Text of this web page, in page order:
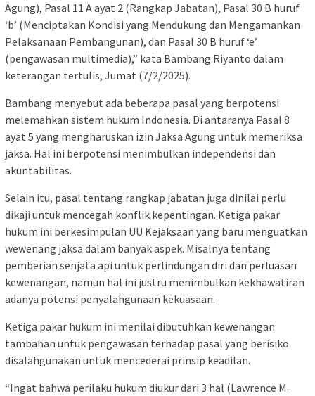
Agung), Pasal 11 A ayat 2 (Rangkap Jabatan), Pasal 30 B huruf
‘b’ (Menciptakan Kondisi yang Mendukung dan Mengamankan
Pelaksanaan Pembangunan), dan Pasal 30 B huruf ‘e’
(pengawasan multimedia),” kata Bambang Riyanto dalam
keterangan tertulis, Jumat (7/2/2025).
Bambang menyebut ada beberapa pasal yang berpotensi
melemahkan sistem hukum Indonesia. Di antaranya Pasal 8
ayat 5 yang mengharuskan izin Jaksa Agung untuk memeriksa
jaksa. Hal ini berpotensi menimbulkan independensi dan
akuntabilitas.
Selain itu, pasal tentang rangkap jabatan juga dinilai perlu
dikaji untuk mencegah konflik kepentingan. Ketiga pakar
hukum ini berkesimpulan UU Kejaksaan yang baru menguatkan
wewenang jaksa dalam banyak aspek. Misalnya tentang
pemberian senjata api untuk perlindungan diri dan perluasan
kewenangan, namun hal ini justru menimbulkan kekhawatiran
adanya potensi penyalahgunaan kekuasaan.
Ketiga pakar hukum ini menilai dibutuhkan kewenangan
tambahan untuk pengawasan terhadap pasal yang berisiko
disalahgunakan untuk mencederai prinsip keadilan.
“Ingat bahwa perilaku hukum diukur dari 3 hal (Lawrence M.